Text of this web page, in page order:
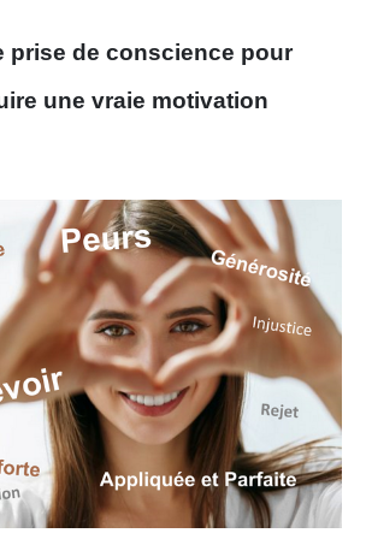
prise de conscience pour
une vraie motivation